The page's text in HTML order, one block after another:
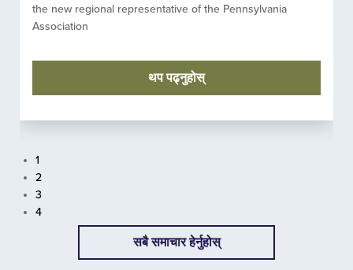
the new regional representative of the Pennsylvania
Association
थप पढ्नुहोस्
1
2
3
4
सबै समाचार हेर्नुहोस्